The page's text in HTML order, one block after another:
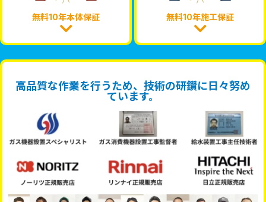
無料10年本体保証 無料10年施工保証
高品質な作業を行うため、技術の研鑽に日々努め
ています。